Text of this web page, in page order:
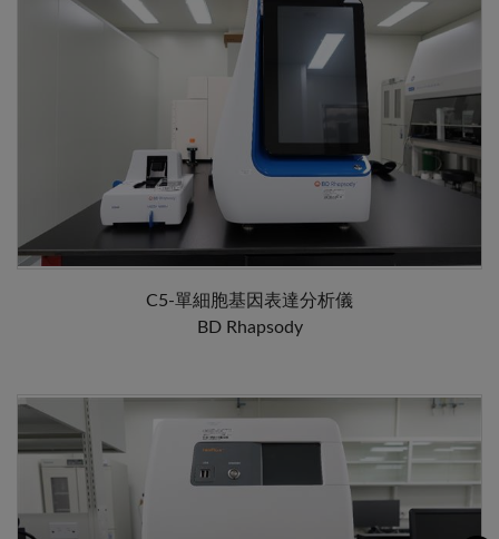
C5-單細胞基因表達分析儀
BD Rhapsody